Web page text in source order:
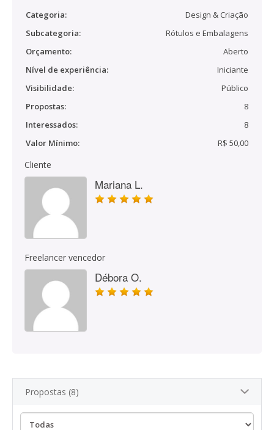
Categoria:
Design & Criação
Subcategoria:
Rótulos e Embalagens
Orçamento:
Aberto
Nível de experiência:
Iniciante
Visibilidade:
Público
Propostas:
8
Interessados:
8
Valor Mínimo:
R$ 50,00
Cliente
Mariana L.
Freelancer vencedor
Débora O.
Propostas (8)